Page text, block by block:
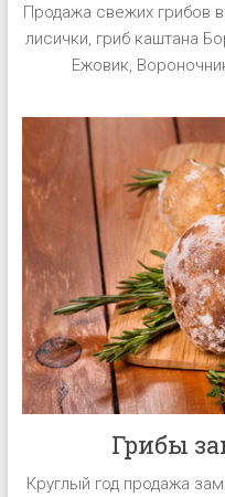
ежевика,
черника,
клюква,
компании,
сети
супермаркетов,
кондитерских
изделий
и
рестораны.
Продажа свежих грибов
лисички, гриб каштана
Ежовик,
Грибы
Круглый год продажа